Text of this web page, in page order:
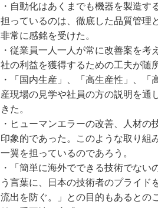
・自動化はあくまでも機器を製造
担っているのは、徹底した品質管理
非常に感銘を受けた。
・従業員一人一人が常に改善案を
社の利益を獲得するための工夫が随
・「国内生産」、「高生産性」、
産現場の見学や社員の方の説明を通
きた。
・ヒューマンエラーの改善、人材
印象的であった。このような取り組
一翼を担っているのであろう。
・「簡単に海外でできる技術でな
う言葉に、日本の技術者のプライド
流出を防ぐ。」との目的もあるとの